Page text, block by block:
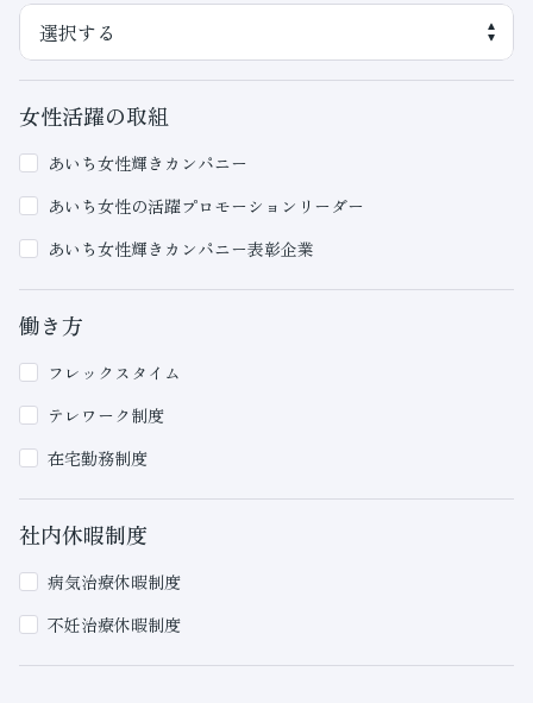
女性活躍の取組
あいち女性輝きカンパニー
あいち女性の活躍プロモーションリーダー
あいち女性輝きカンパニー表彰企業
働き方
フレックスタイム
テレワーク制度
在宅勤務制度
社内休暇制度
病気治療休暇制度
不妊治療休暇制度